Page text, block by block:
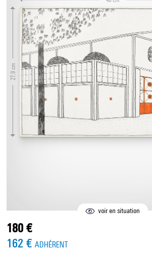
27,9 cm
voir en situation
180 €
162 € ADHÉRENT